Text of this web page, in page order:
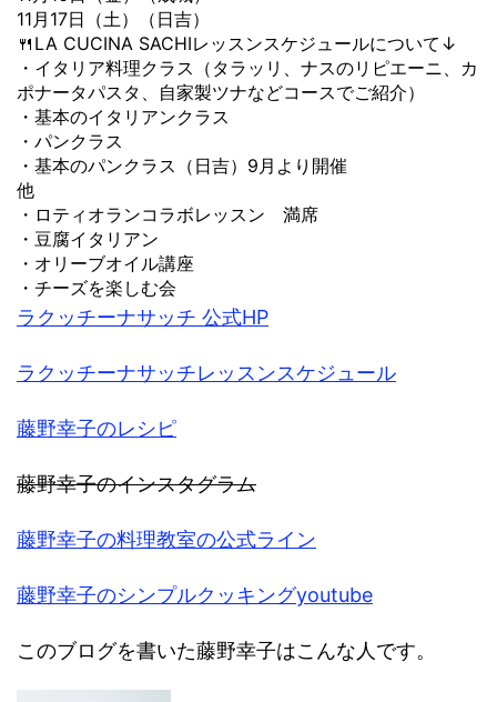
11月17日（土）（日吉）​
🍴LA CUCINA SACHIレッスンスケジュールについて↓
・イタリア料理クラス（タラッリ、ナスのリピエーニ、カ
ポナータパスタ、自家製ツナなどコースでご紹介）
・基本のイタリアンクラス
・パンクラス
・基本のパンクラス（日吉）9月より開催
他
・ロティオランコラボレッスン 満席
・豆腐イタリアン
・オリーブオイル講座
・チーズを楽しむ会
ラクッチーナサッチ 公式HP
ラクッチーナサッチレッスンスケジュール
藤野幸子のレシピ
藤野幸子のインスタグラム
藤野幸子の料理教室の公式ライン
藤野幸子のシンプルクッキングyoutube
このブログを書いた藤野幸子はこんな人です。